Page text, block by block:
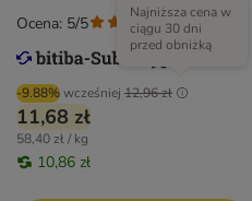
-9.88%wcześniej 12,96 zł
Najniższa cena w
ciągu 30 dni
przed obniżką
11,68 zł
58,40 zł / kg
10,86 zł
Ocena: 5/5 ( 2)